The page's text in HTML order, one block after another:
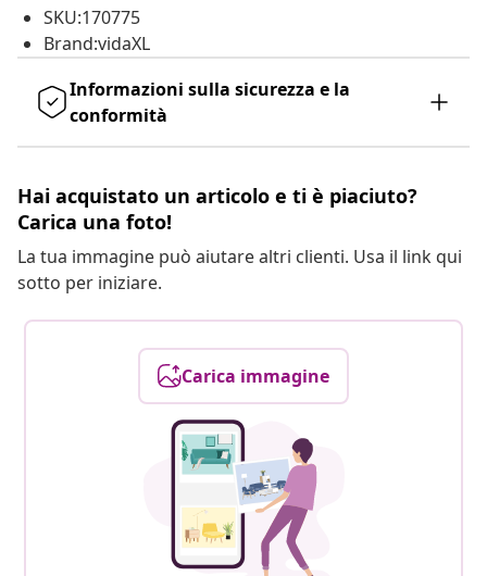
SKU:170775
Brand:vidaXL
Informazioni sulla sicurezza e la
conformità
Hai acquistato un articolo e ti è piaciuto?
Carica una foto!
La tua immagine può aiutare altri clienti. Usa il link qui
sotto per iniziare.
Carica immagine